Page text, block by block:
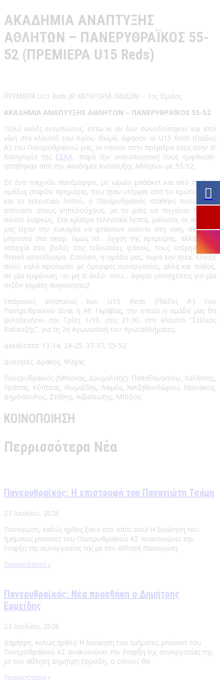
ΑΚΑΔΗΜΙΑ ΑΝΑΠΤΥΞΗΣ
ΑΘΛΗΤΩΝ – ΠΑΝΕΡΥΘΡΑΪΚΟΣ 55-
52 (ΠΡΕΜΙΕΡΑ U15 Reds)
ΠΡΕΜΙΕΡΑ U15 Reds (Β’ ΚΑΤΗΓΟΡΙΑ ΠΑΙΔΩΝ) – 1ος Όμιλος
ΑΚΑΔΗΜΙΑ ΑΝΑΠΤΥΞΗΣ ΑΘΛΗΤΩΝ – ΠΑΝΕΡΥΘΡΑΪΚΟΣ 55-52
Πολύ καλές εντυπώσεις, έστω κι αν δεν συνοδεύτηκαν και από
νίκη στο κλειστό του Αγίου Θωμά, άφησαν οι U15 Reds (Παίδες
Α’) του Πανερυθραϊκού μας, οι οποίοι στην πρεμιέρα τους στην Β’
Κατηγορία της ΕΣΚΑ -παρά την ικανοποιητική τους εμφάνιση-
ηττήθηκαν από την Ακαδημία Ανάπτυξης Αθλητών με 55-52.
Σε ένα παιχνίδι πανέμορφο, με ωραίο μπάσκετ και από τις δύο
ομάδες (παρότι πρεμιέρα), που ήταν ντέρμπι από το πρώτο μέχρι
και το τελευταίο λεπτό, ο Πανερυθραϊκός στάθηκε πολύ καλά
απέναντι στους γηπεδούχους, με το ματς να πηγαίνει πόντο-
πόντο διαρκώς. Στα κρίσιμα τελευταία λεπτά, μάλιστα, οι αθλητές
μας είχαν την ευκαιρία να φτάσουν εκείνοι στη νίκη, πέρασαν
μπροστά στο σκορ, όμως το… άγχος της πρεμιέρας, αλλά και η
αστοχία στις βολές στις τελευταίες φάσεις, τους στέρησαν το
θετικό αποτέλεσμα. Ωστόσο, η ομάδα μας, παρά την ήττα, έδειξε
πολύ καλό πρόσωπο με όμορφες συνεργασίες, αλλά και πάθος,
σε μία εμφάνιση -αν μη τι άλλο- που… άφησε υποσχέσεις για μία
σεζόν γεμάτη συγκινήσεις!
Επόμενος αντίπαλος των U15 Reds (Παίδες Α’) του
Πανερυθραϊκού είναι η ΑΕ Γκράβας, την οποία η ομάδα μας θα
φιλοξενήσει την Τρίτη 1/10, στις 21:30, στο κλειστό “Στέλιος
Καλαϊτζής”, για τη 2η Αγωνιστική του πρωταθλήματος.
Δεκάλεπτα: 13-14, 24-25, 37-37, 55-52
Διαιτητές: Δράκος, Ψύχας
Πανερυθραϊκός (Μπίσκας, Δρυμαλίτης): Παπαθανασίου, Χαλάτσης,
Πράπας, Κόπτσας, Θωμαΐδης, Λαιμός, Χατζηθεοδώρου, Νασιάκος,
Δημόπουλος, Στάθης, Αϊβαλιώτης, Μπίζιος.
ΚΟΙΝΟΠΟΙΗΣΗ
Περρισσότερα Νέα
Πανερυθραϊκός: Η επιστροφή του Παναγιώτη Τσάμη
27 Ιουλίου, 2026
Παναγιώτη, καλώς ήρθες ξανά στο σπίτι σου! Η διοίκηση του
τμήματος μπάσκετ του Πανερυθραϊκού ΑΣ ανακοινώνει την
έναρξη της συνεργασίας της με τον αθλητή Παναγιώτη
Περισσότερα »
Πανερυθραϊκός: Νέα προσθήκη ο Δημήτρης
Ερμείδης
23 Ιουλίου, 2026
Δημήτρη, καλώς ήρθες! Η διοίκηση του τμήματος μπάσκετ του
Πανερυθραϊκού ΑΣ ανακοινώνει την έναρξη της συνεργασίας της
με τον αθλητή Δημήτρη Ερμείδη, ο οποίος θα
Περισσότερα »